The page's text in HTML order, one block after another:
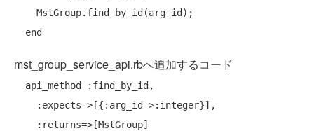
end
mst_group_service_api.rbへ追加するコード
  api_method :find_by_id,